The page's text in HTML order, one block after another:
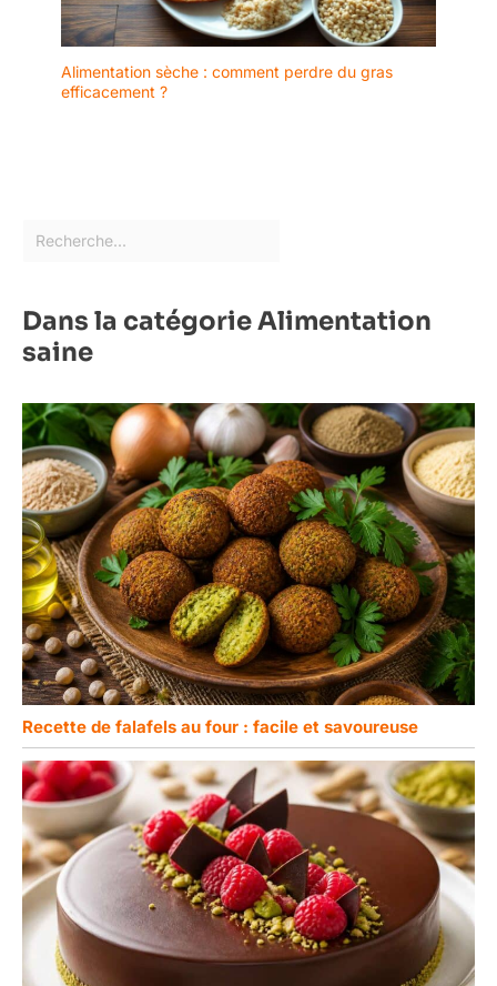
Alimentation sèche : comment perdre du gras
efficacement ?
Dans la catégorie Alimentation
saine
Recette de falafels au four : facile et savoureuse